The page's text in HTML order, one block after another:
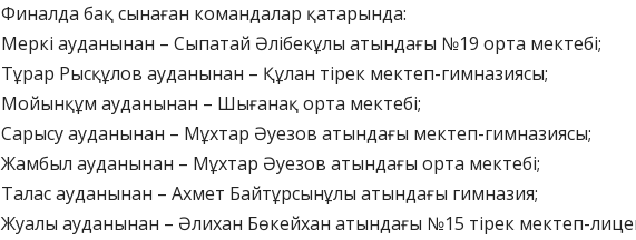
Финалда бақ сынаған командалар қатарында:
Меркі ауданынан – Сыпатай Әлібекұлы атындағы №19 орта мектебі;
Тұрар Рысқұлов ауданынан – Құлан тірек мектеп-гимназиясы;
Мойынқұм ауданынан – Шығанақ орта мектебі;
Сарысу ауданынан – Мұхтар Әуезов атындағы мектеп-гимназиясы;
Жамбыл ауданынан – Мұхтар Әуезов атындағы орта мектебі;
Талас ауданынан – Ахмет Байтұрсынұлы атындағы гимназия;
Жуалы ауданынан – Әлихан Бөкейхан атындағы №15 тірек мектеп-